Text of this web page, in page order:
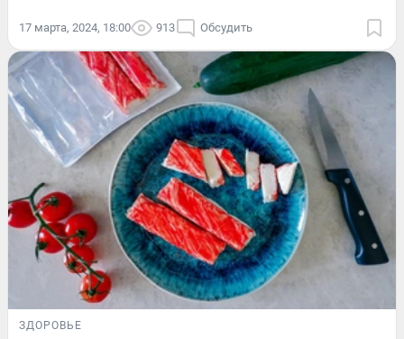
17 марта, 2024, 18:00 913 Обсудить
ЗДОРОВЬЕ